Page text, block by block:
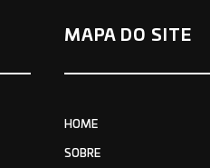
MAPA DO SITE
HOME
SOBRE